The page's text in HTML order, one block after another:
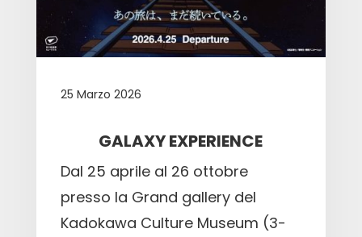
25 Marzo 2026
GALAXY EXPERIENCE
Dal 25 aprile al 26 ottobre
presso la Grand gallery del
Kadokawa Culture Museum (3-